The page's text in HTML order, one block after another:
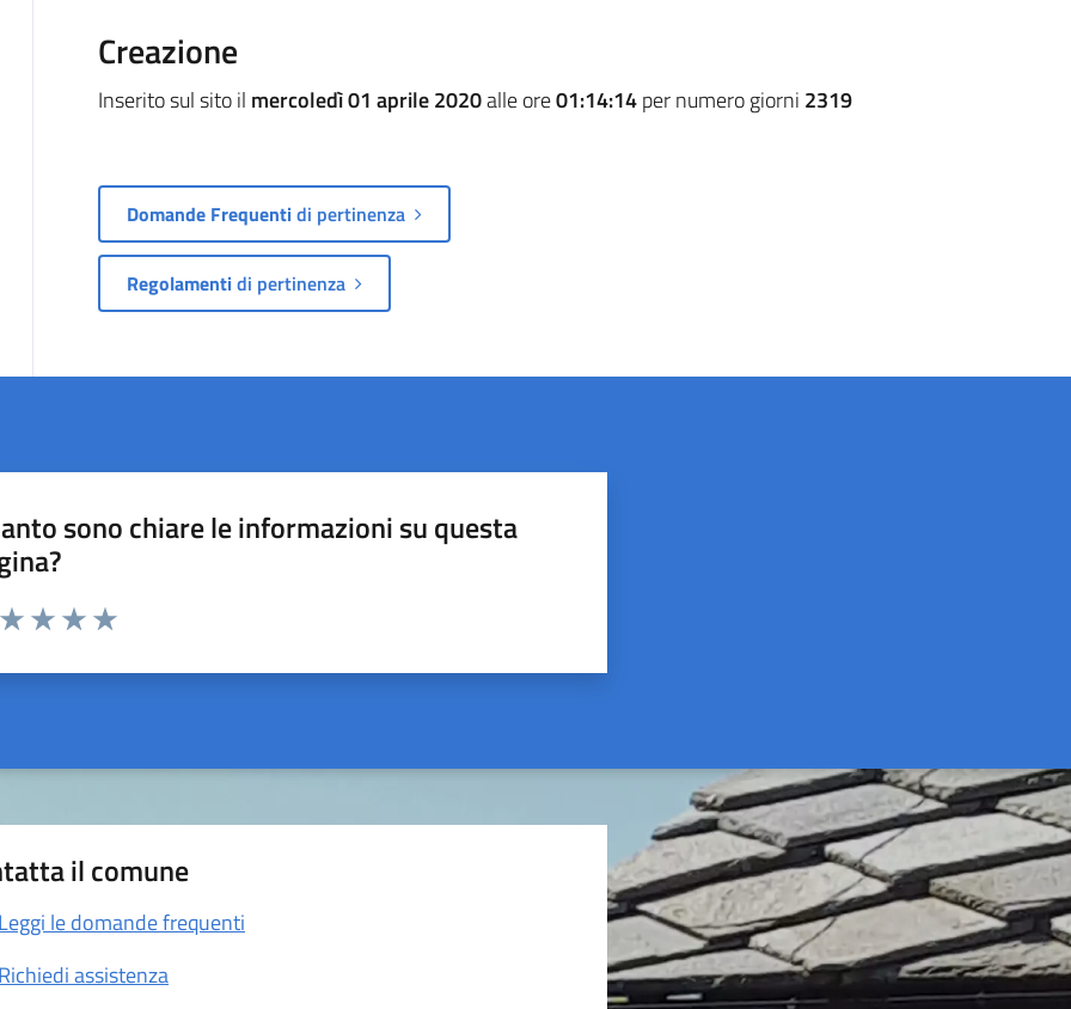
Creazione
Inserito sul sito il mercoledì 01 aprile 2020alle ore01:14:14per numero giorni 2319
Domande Frequentidi pertinenza
Regolamentidi pertinenza
sono chiare le informazioni su questa
da 1 a 5 stelle la pagina
il comune
le domande frequenti
assistenza